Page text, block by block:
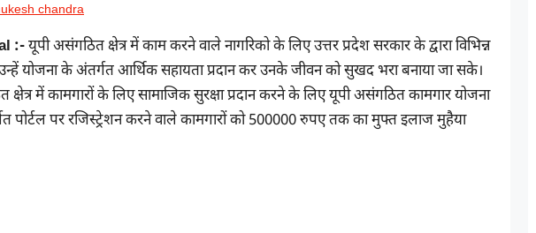
chandra
:-यूपी असंगठित क्षेत्र में काम करने वाले नागरिको के लिए उत्तर प्रदेश सरकार के द्वारा विभिन्न
योजना के अंतर्गत आर्थिक सहायता प्रदान कर उनके जीवन को सुखद भरा बनाया जा सके।
में कामगारों के लिए सामाजिक सुरक्षा प्रदान करने के लिए यूपी असंगठित कामगार योजना
पर रजिस्ट्रेशन करने वाले कामगारों को 500000 रुपए तक का मुफ्त इलाज मुहैया